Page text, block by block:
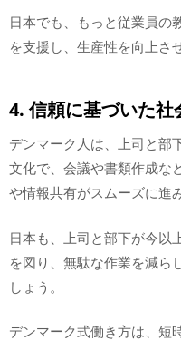
日本でも、もっと従業員の
を支援し、生産性を向上さ
4. 信頼に基づいた社
デンマーク人は、上司と部
文化で、会議や書類作成な
や情報共有がスムーズに進
日本も、上司と部下が今以
を図り、無駄な作業を減ら
しょう。
デンマーク式働き方は、短